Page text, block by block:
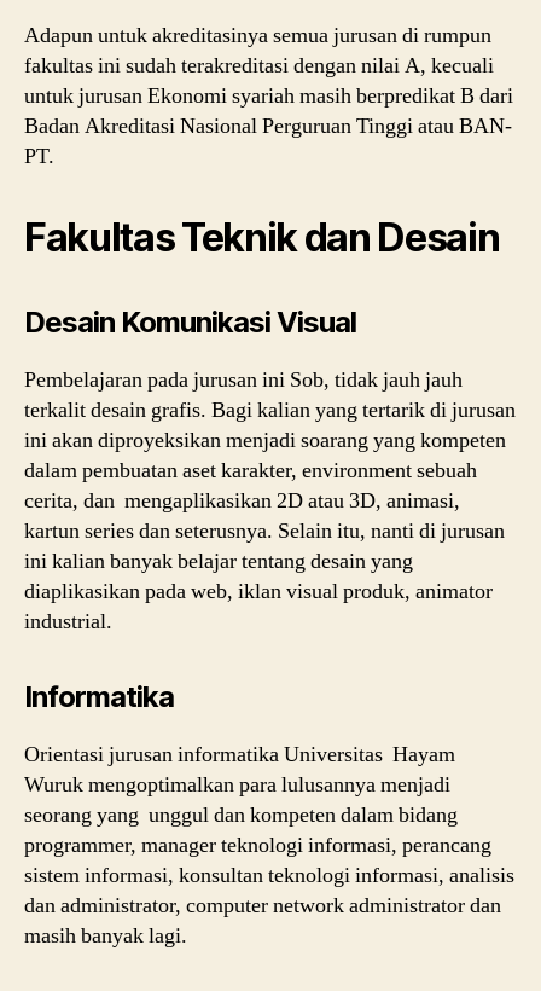
Adapun untuk akreditasinya semua jurusan di rumpun
fakultas ini sudah terakreditasi dengan nilai A, kecuali
untuk jurusan Ekonomi syariah masih berpredikat B dari
Badan Akreditasi Nasional Perguruan Tinggi atau BAN-
PT.
Fakultas Teknik dan Desain
Desain Komunikasi Visual
Pembelajaran pada jurusan ini Sob, tidak jauh jauh
terkalit desain grafis. Bagi kalian yang tertarik di jurusan
ini akan diproyeksikan menjadi soarang yang kompeten
dalam pembuatan aset karakter, environment sebuah
cerita, dan mengaplikasikan 2D atau 3D, animasi,
kartun series dan seterusnya. Selain itu, nanti di jurusan
ini kalian banyak belajar tentang desain yang
diaplikasikan pada web, iklan visual produk, animator
industrial.
Informatika
Orientasi jurusan informatika Universitas Hayam
Wuruk mengoptimalkan para lulusannya menjadi
seorang yang unggul dan kompeten dalam bidang
programmer, manager teknologi informasi, perancang
sistem informasi, konsultan teknologi informasi, analisis
dan administrator, computer network administrator dan
masih banyak lagi.